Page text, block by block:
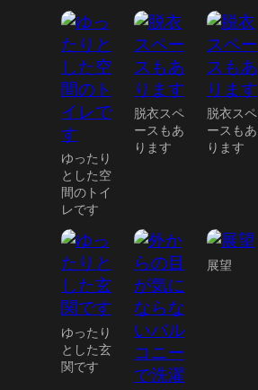
ゆったり
とした空
間のトイ
レです
脱衣スペ
ースもあ
ります
脱衣スペ
ースもあ
ります
ゆったり
とした玄
関です
展望